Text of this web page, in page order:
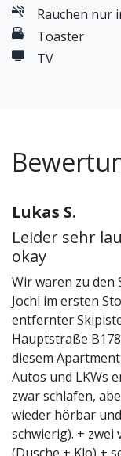
Rauchen nur
Toaster
TV
Lukas S.
Leider sehr
okay
Wir waren zu den
Jochl im ersten
entfernter
Hauptstraße
diesem
Autos und LKWs
zwar schlafen,
wieder hörbar
schwierig). +